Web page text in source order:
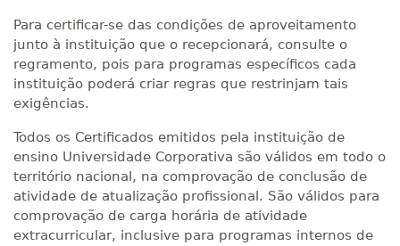
Para certificar-se das condições de aproveitamento
junto à instituição que o recepcionará, consulte o
regramento, pois para programas específicos cada
instituição poderá criar regras que restrinjam tais
exigências.
Todos os Certificados emitidos pela instituição de
ensino Universidade Corporativa são válidos em todo o
território nacional, na comprovação de conclusão de
atividade de atualização profissional. São válidos para
comprovação de carga horária de atividade
extracurricular, inclusive para programas internos de